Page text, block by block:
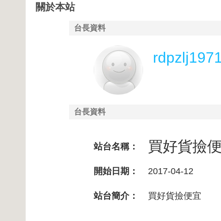
關於本站
台長資料
台長資料
站台名稱： 買好貨撿
開始日期： 2017-04-12
站台簡介： 買好貨撿便宜